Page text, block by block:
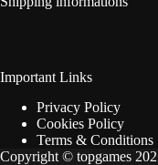
Important Links
Privacy Policy
Cookies Policy
Terms & Conditions
Copyright © topgames